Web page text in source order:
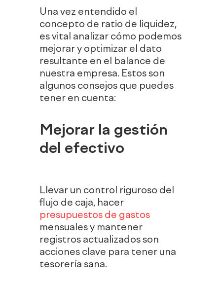
Una vez entendido el
concepto de ratio de liquidez,
es vital analizar cómo podemos
mejorar y optimizar el dato
resultante en el balance de
nuestra empresa. Estos son
algunos consejos que puedes
tener en cuenta:
Mejorar la gestión
del efectivo
Llevar un control riguroso del
flujo de caja, hacer
presupuestos de gastos
mensuales y mantener
registros actualizados son
acciones clave para tener una
tesorería sana.